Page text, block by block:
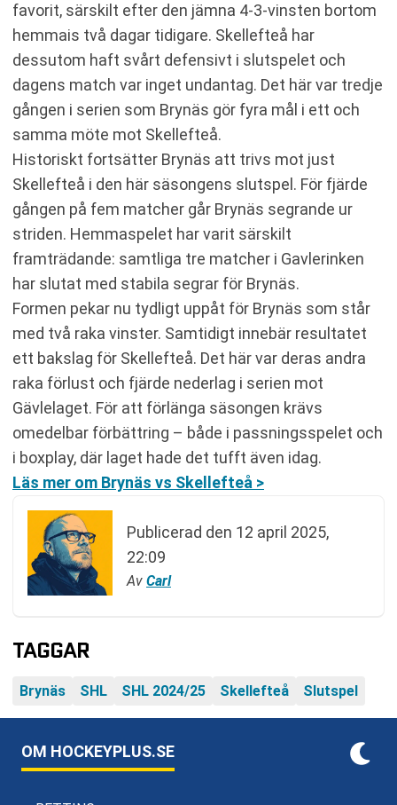
favorit, särskilt efter den jämna 4-3-vinsten bortom
hemmais två dagar tidigare. Skellefteå har
dessutom haft svårt defensivt i slutspelet och
dagens match var inget undantag. Det här var tredje
gången i serien som Brynäs gör fyra mål i ett och
samma möte mot Skellefteå.
Historiskt fortsätter Brynäs att trivs mot just
Skellefteå i den här säsongens slutspel. För fjärde
gången på fem matcher går Brynäs segrande ur
striden. Hemmaspelet har varit särskilt
framträdande: samtliga tre matcher i Gavlerinken
har slutat med stabila segrar för Brynäs.
Formen pekar nu tydligt uppåt för Brynäs som står
med två raka vinster. Samtidigt innebär resultatet
ett bakslag för Skellefteå. Det här var deras andra
raka förlust och fjärde nederlag i serien mot
Gävlelaget. För att förlänga säsongen krävs
omedelbar förbättring – både i passningsspelet och
i boxplay, där laget hade det tufft även idag.
Läs mer om Brynäs vs Skellefteå >
Publicerad den 12 april 2025,
22:09
Av Carl
TAGGAR
Brynäs SHL SHL 2024/25 Skellefteå Slutspel
OM HOCKEYPLUS.SE